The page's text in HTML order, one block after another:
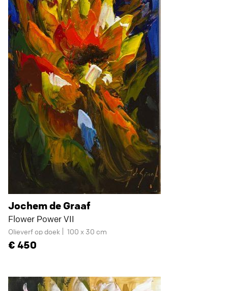
Jochem de Graaf
Flower Power VII
Olieverf op doek 100 x 30 cm
450